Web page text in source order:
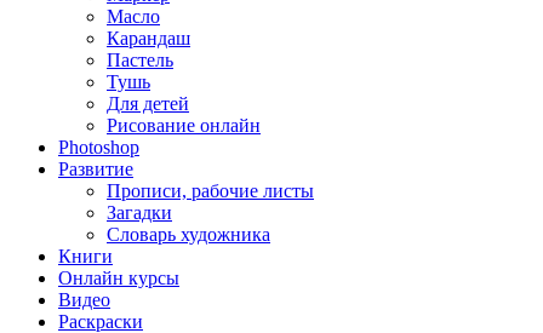
Масло
Карандаш
Пастель
Тушь
Для детей
Рисование онлайн
Photoshop
Развитие
Прописи, рабочие листы
Загадки
Словарь художника
Книги
Онлайн курсы
Видео
Раскраски